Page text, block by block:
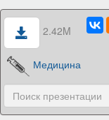
2.42M
Медицина